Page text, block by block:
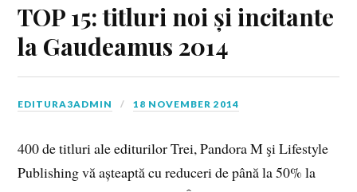
TOP 15: titluri noi și incitante
la Gaudeamus 2014
EDITURA3ADMIN 18 NOVEMBER 2014
400 de titluri ale editurilor Trei, Pandora M şi Lifestyle
Publishing vă așteaptă cu reduceri de până la 50% la